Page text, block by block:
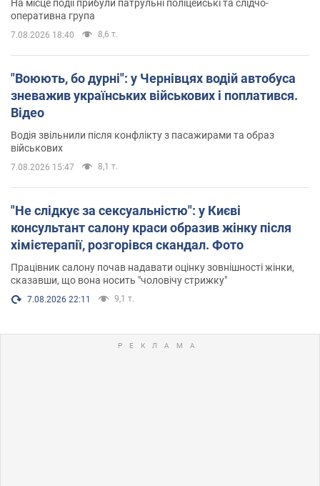
На місце події прибули патрульні поліцейські та слідчо-
оперативна група
7.08.2026 18:40 8,6 т.
"Воюють, бо дурні": у Чернівцях водій автобуса
зневажив українських військових і поплатився.
Відео
Водія звільнили після конфлікту з пасажирами та образ
військових
7.08.2026 15:47 8,1 т.
"Не слідкує за сексуальністю": у Києві
консультант салону краси образив жінку після
хімієтерапії, розгорівся скандал. Фото
Працівник салону почав надавати оцінку зовнішності жінки,
сказавши, що вона носить "чоловічу стрижку"
7.08.2026 22:11 9,1 т.